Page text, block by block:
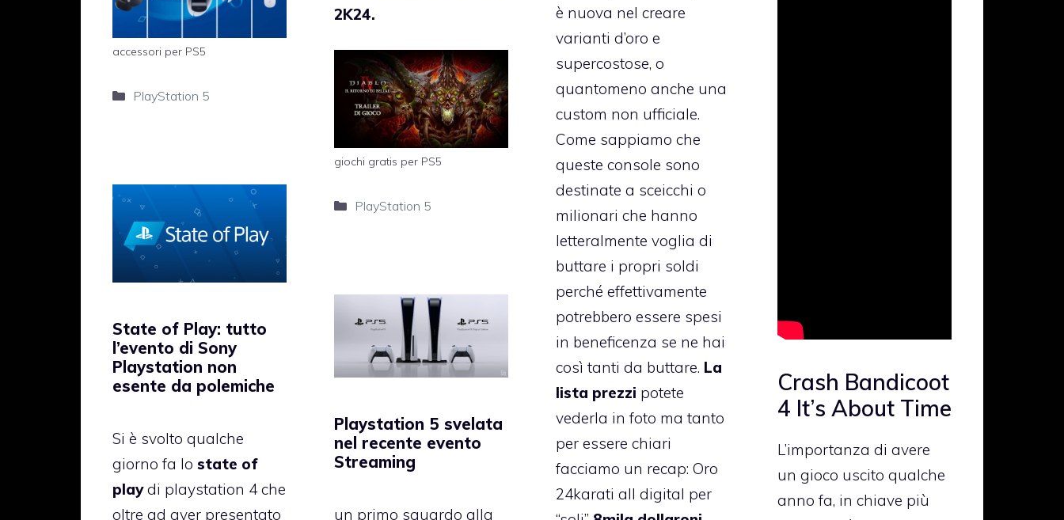
accessori per PS5
Categorie
PlayStation 5
2K24.
giochi gratis per PS5
Categorie
PlayStation 5
Crash Bandicoot
4 It’s About Time
L’importanza di avere
un gioco uscito qualche
anno fa, in chiave più
è nuova nel creare
varianti d’oro e
supercostose, o
quantomeno anche una
custom non ufficiale.
Come sappiamo che
queste console sono
destinate a sceicchi o
milionari che hanno
letteralmente voglia di
buttare i propri soldi
perché effettivamente
potrebbero essere spesi
in beneficenza se ne hai
così tanti da buttare. La
lista prezzi potete
vederla in foto ma tanto
per essere chiari
facciamo un recap: Oro
24karati all digital per
State of Play: tutto
l’evento di Sony
Playstation non
esente da polemiche
Si è svolto qualche
giorno fa lo state of
playdi playstation 4 che
oltre ad aver presentato
Playstation 5 svelata
nel recente evento
Streaming
un primo sguardo alla